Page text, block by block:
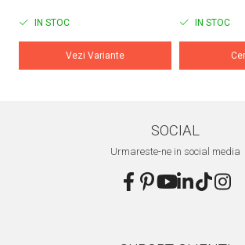
IN STOC
Vezi Variante
IN STOC
SOCIAL
Urmareste-ne in social media